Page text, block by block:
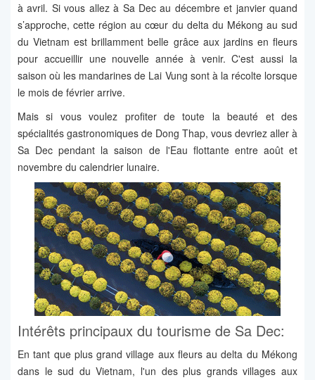
à avril. Si vous allez à Sa Dec au décembre et janvier quand
s’approche, cette région au cœur du delta du Mékong au sud
du Vietnam est brillamment belle grâce aux jardins en fleurs
pour accueillir une nouvelle année à venir. C'est aussi la
saison où les mandarines de Lai Vung sont à la récolte lorsque
le mois de février arrive.
Mais si vous voulez profiter de toute la beauté et des
spécialités gastronomiques de Dong Thap, vous devriez aller à
Sa Dec pendant la saison de l'Eau flottante entre août et
novembre du calendrier lunaire.
Intérêts principaux du tourisme de Sa Dec:
En tant que plus grand village aux fleurs au delta du Mékong
dans le sud du Vietnam, l'un des plus grands villages aux